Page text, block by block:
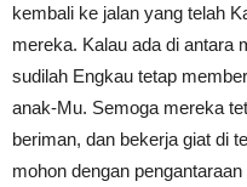
kembali ke jalan yang telah
mereka. Kalau ada di antara
sudilah Engkau tetap
anak-Mu. Semoga mereka
beriman, dan bekerja giat di
mohon dengan